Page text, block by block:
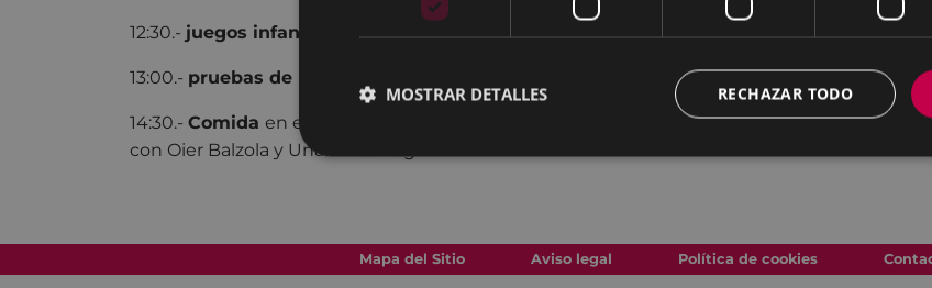
12:30.- juegos infantiles
13:00.- pruebas de burros
14:30.- Comida en el Restaurante Ixua. A continuación,
con Oier Balzola y Unai Andonegi.
Mapa del Sitio Aviso legal Política de cookies
RECHAZAR TODO
MOSTRAR DETALLES